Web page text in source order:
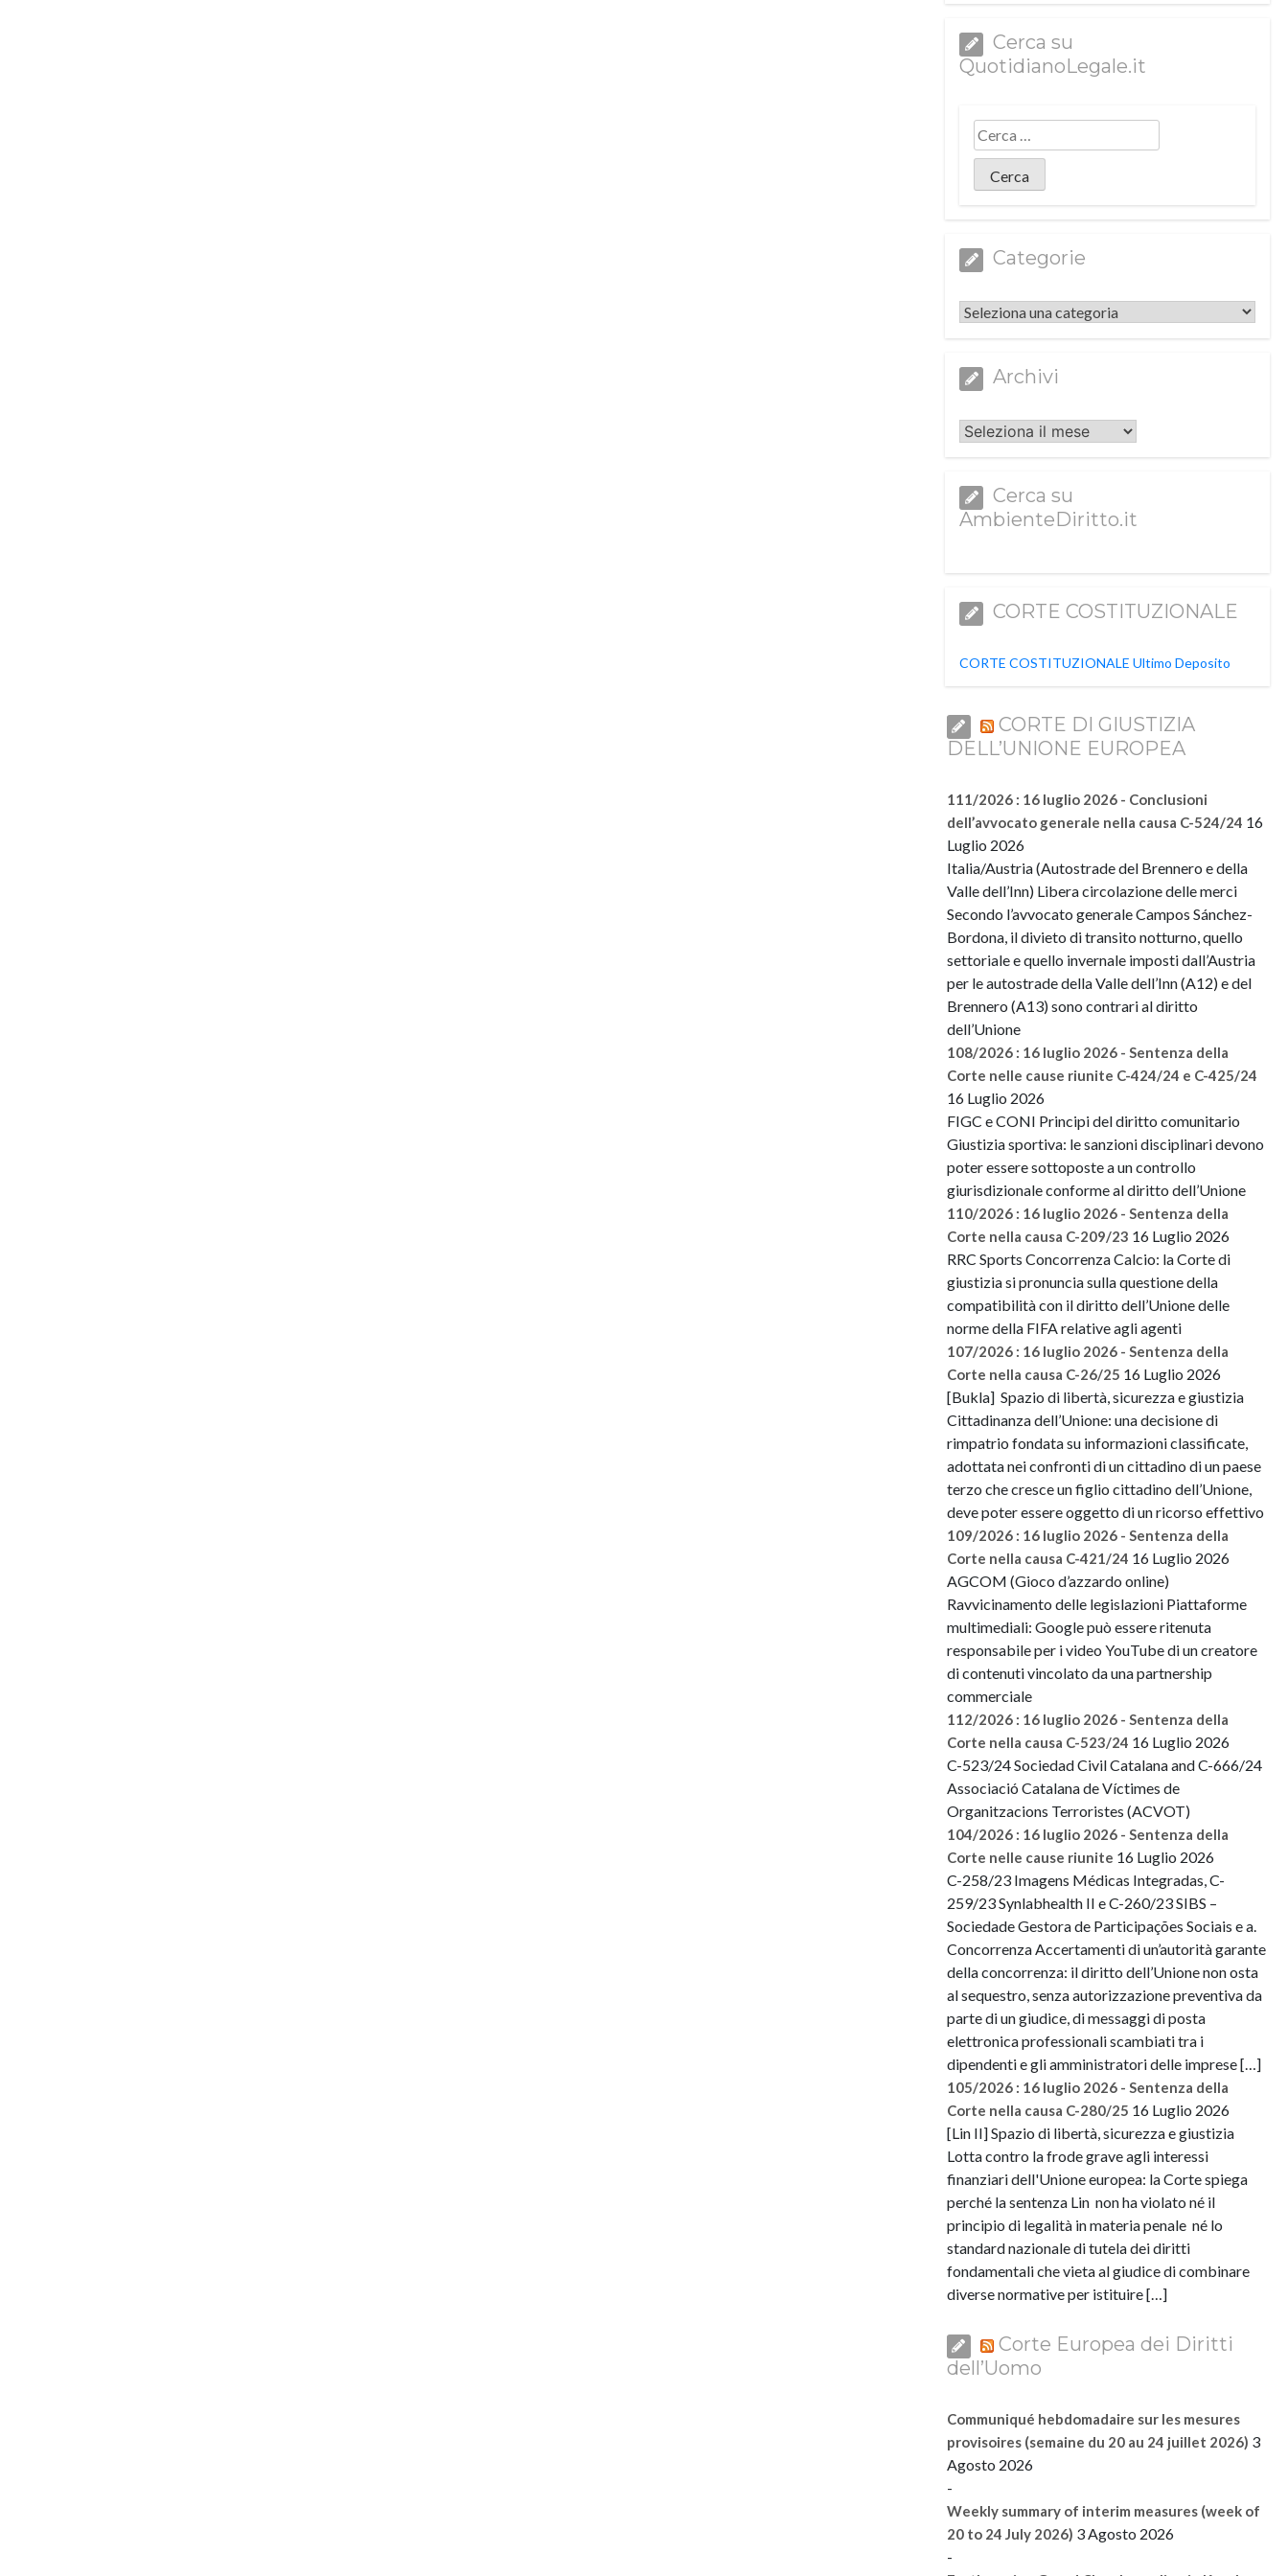
Cerca su
QuotidianoLegale.it
Categorie
Categorie
Archivi
Archivi
Cerca su
AmbienteDiritto.it
CORTE COSTITUZIONALE
CORTE COSTITUZIONALE Ultimo Deposito
CORTE DI GIUSTIZIA
DELL’UNIONE EUROPEA
111/2026 : 16 luglio 2026 - Conclusioni
dell’avvocato generale nella causa C-524/24 16
Luglio 2026
Italia/Austria (Autostrade del Brennero e della
Valle dell’Inn) Libera circolazione delle merci
Secondo l’avvocato generale Campos Sánchez-
Bordona, il divieto di transito notturno, quello
settoriale e quello invernale imposti dall’Austria
per le autostrade della Valle dell’Inn (A12) e del
Brennero (A13) sono contrari al diritto
dell’Unione
108/2026 : 16 luglio 2026 - Sentenza della
Corte nelle cause riunite C-424/24 e C-425/24
16 Luglio 2026
FIGC e CONI Principi del diritto comunitario
Giustizia sportiva: le sanzioni disciplinari devono
poter essere sottoposte a un controllo
giurisdizionale conforme al diritto dell’Unione
110/2026 : 16 luglio 2026 - Sentenza della
Corte nella causa C-209/23 16 Luglio 2026
RRC Sports Concorrenza Calcio: la Corte di
giustizia si pronuncia sulla questione della
compatibilità con il diritto dell’Unione delle
norme della FIFA relative agli agenti
107/2026 : 16 luglio 2026 - Sentenza della
Corte nella causa C-26/25 16 Luglio 2026
[Bukla] Spazio di libertà, sicurezza e giustizia
Cittadinanza dell’Unione: una decisione di
rimpatrio fondata su informazioni classificate,
adottata nei confronti di un cittadino di un paese
terzo che cresce un figlio cittadino dell’Unione,
deve poter essere oggetto di un ricorso effettivo
109/2026 : 16 luglio 2026 - Sentenza della
Corte nella causa C-421/24 16 Luglio 2026
AGCOM (Gioco d’azzardo online)
Ravvicinamento delle legislazioni Piattaforme
multimediali: Google può essere ritenuta
responsabile per i video YouTube di un creatore
di contenuti vincolato da una partnership
commerciale
112/2026 : 16 luglio 2026 - Sentenza della
Corte nella causa C-523/24 16 Luglio 2026
C-523/24 Sociedad Civil Catalana and C-666/24
Associació Catalana de Víctimes de
Organitzacions Terroristes (ACVOT)
104/2026 : 16 luglio 2026 - Sentenza della
Corte nelle cause riunite 16 Luglio 2026
C-258/23 Imagens Médicas Integradas, C-
259/23 Synlabhealth II e C-260/23 SIBS –
Sociedade Gestora de Participações Sociais e a.
Concorrenza Accertamenti di un’autorità garante
della concorrenza: il diritto dell’Unione non osta
al sequestro, senza autorizzazione preventiva da
parte di un giudice, di messaggi di posta
elettronica professionali scambiati tra i
dipendenti e gli amministratori delle imprese […]
105/2026 : 16 luglio 2026 - Sentenza della
Corte nella causa C-280/25 16 Luglio 2026
[Lin II] Spazio di libertà, sicurezza e giustizia
Lotta contro la frode grave agli interessi
finanziari dell'Unione europea: la Corte spiega
perché la sentenza Lin non ha violato né il
principio di legalità in materia penale né lo
standard nazionale di tutela dei diritti
fondamentali che vieta al giudice di combinare
diverse normative per istituire […]
Corte Europea dei Diritti
dell’Uomo
Communiqué hebdomadaire sur les mesures
provisoires (semaine du 20 au 24 juillet 2026) 3
Agosto 2026
-
Weekly summary of interim measures (week of
20 to 24 July 2026) 3 Agosto 2026
-